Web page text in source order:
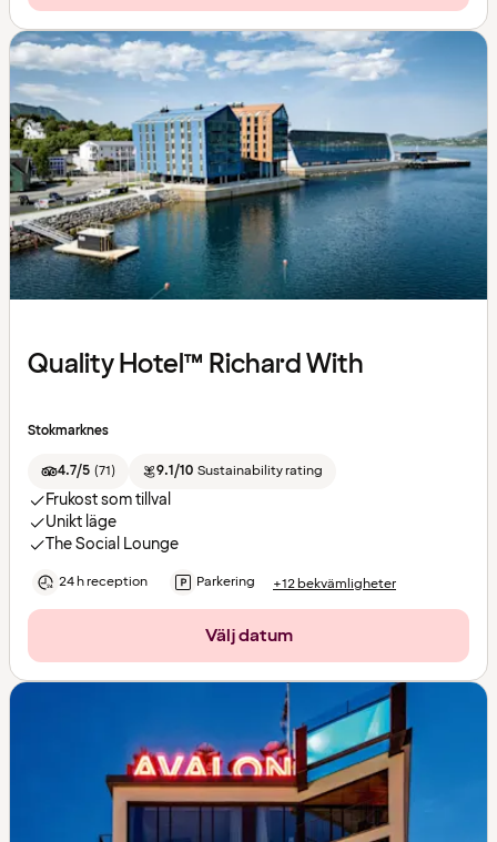
Quality Hotel™ Richard With
Stokmarknes
4.7/5 (71) 9.1/10 Sustainability rating
Frukost som tillval
Unikt läge
The Social Lounge
24 h reception Parkering +12 bekvämligheter
Välj datum